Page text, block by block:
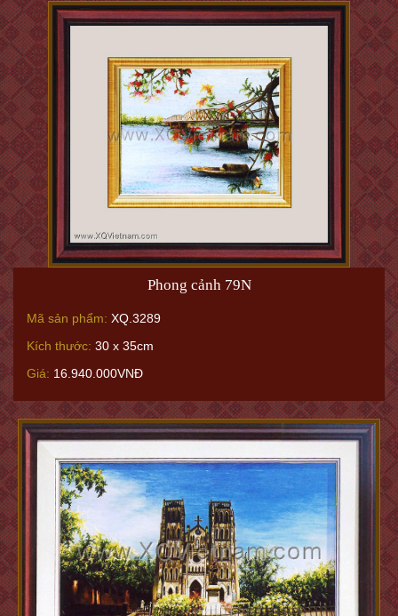
Phong cảnh 79N
Mã sản phẩm: XQ.3289
Kích thước: 30 x 35cm
Giá: 16.940.000VNĐ